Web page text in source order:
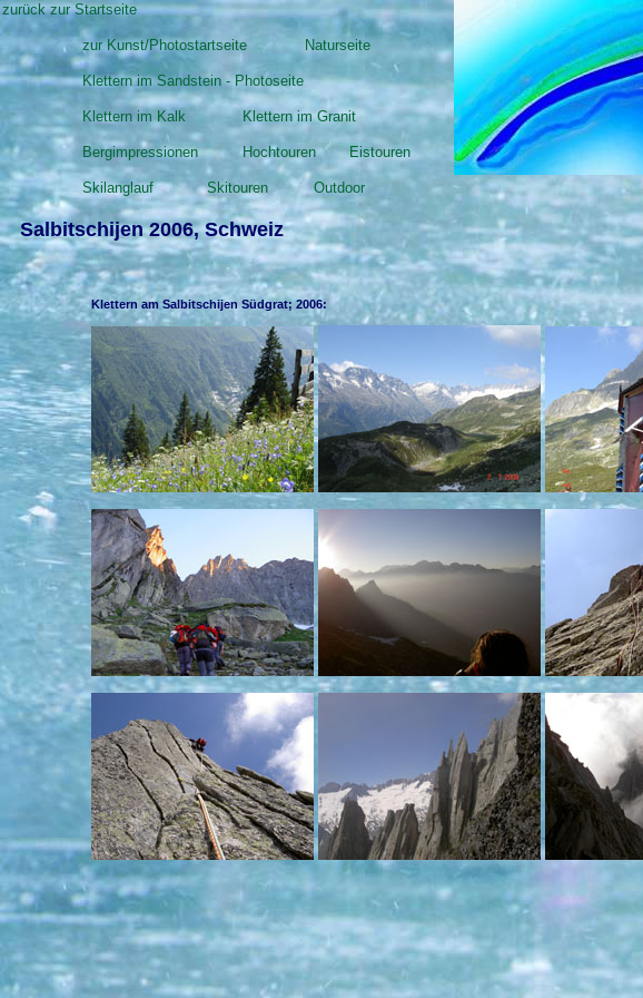
zurück zur Startseite
zur Kunst/Photostartseite Naturseite
Klettern im Sandstein - Photoseite
Klettern im Kalk Klettern im Granit
Bergimpressionen Hochtouren Eistouren
Skilanglauf Skitouren Outdoor
Salbitschijen 2006, Schweiz
Klettern am Salbitschijen Südgrat; 2006: